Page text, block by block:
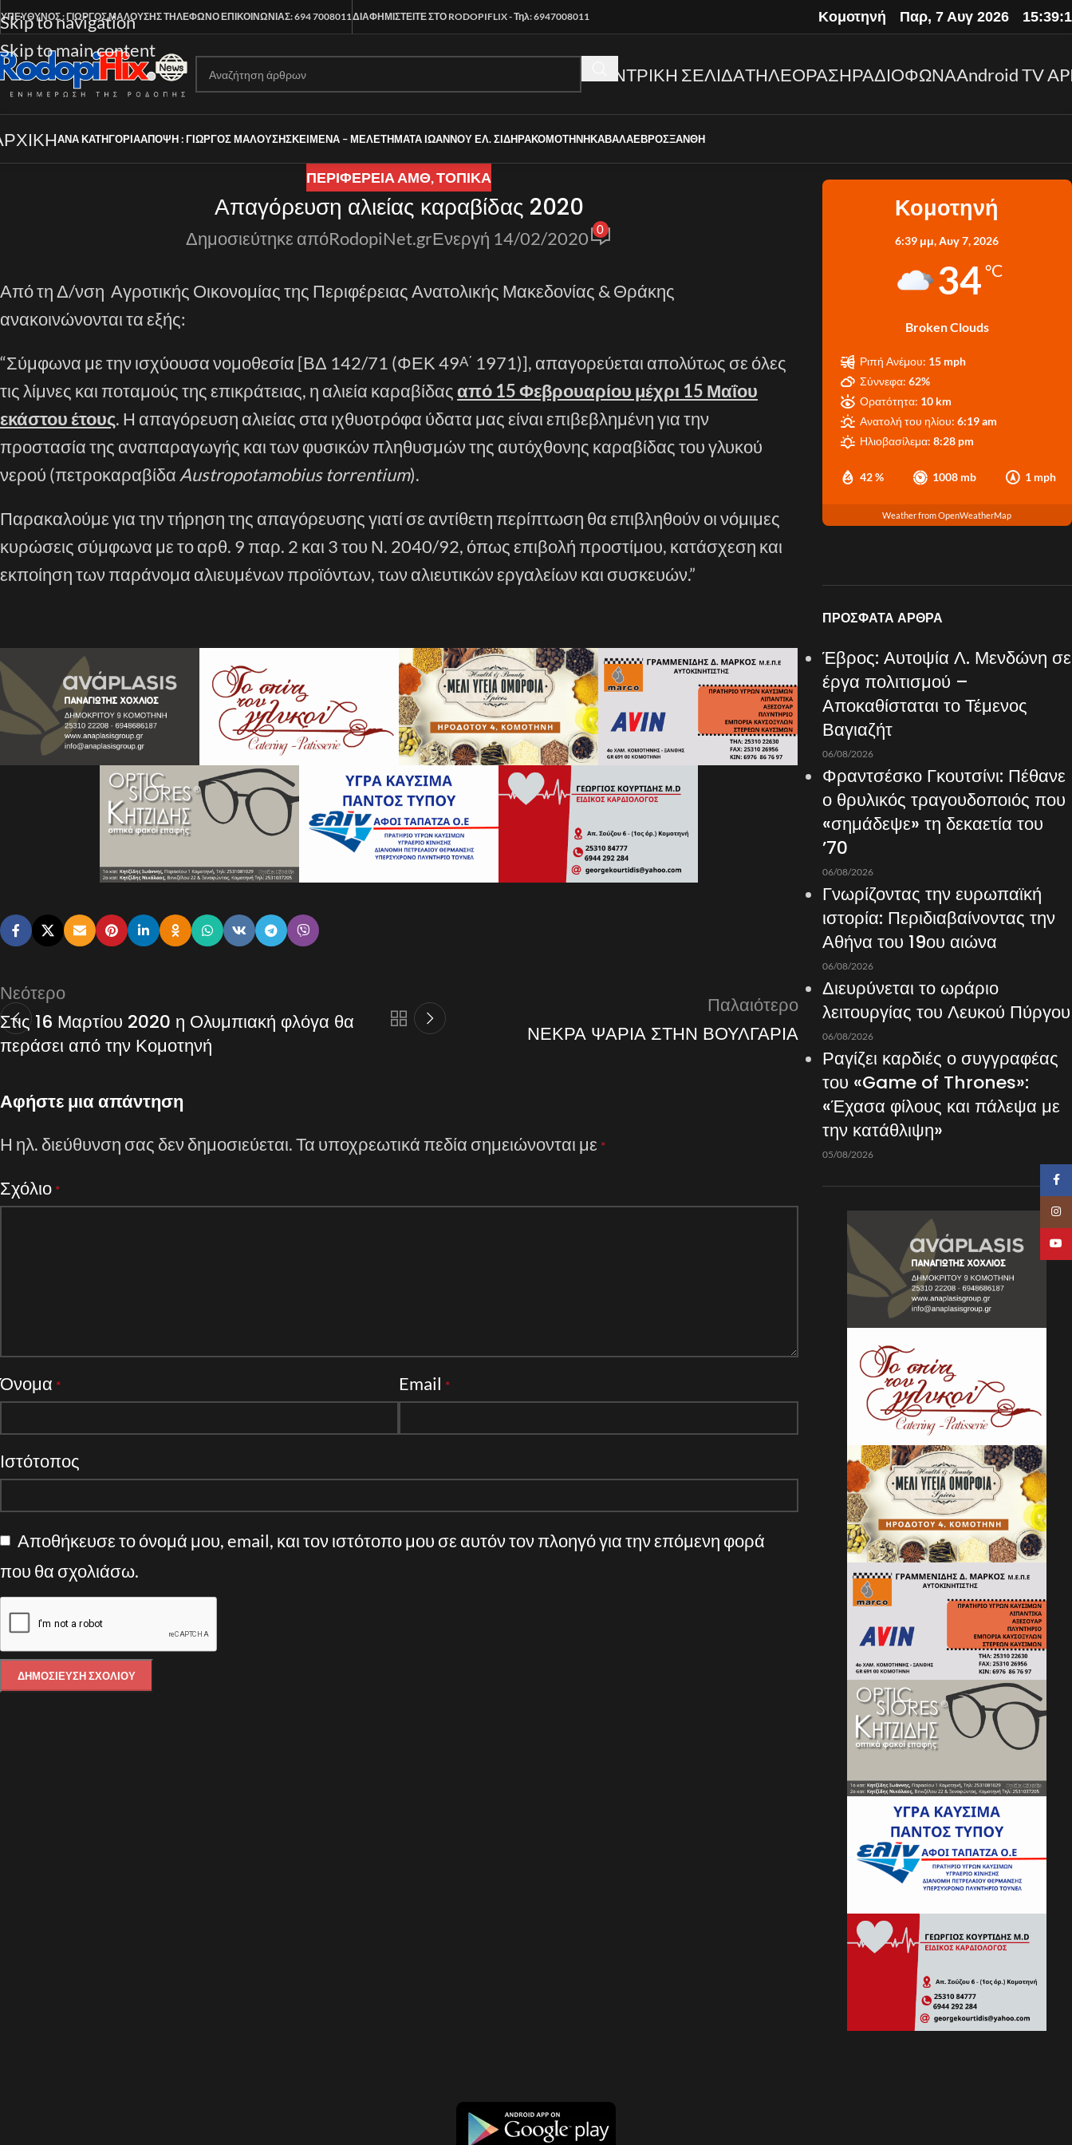
Skip to navigation
Skip to main content
ΥΠΕΥΘΥΝΟΣ : ΓΙΩΡΓΟΣ ΜΑΛΟΥΣΗΣΤΗΛΕΦΩΝΟ ΕΠΙΚΟΙΝΩΝΙΑΣ: 694 7008011ΔΙΑΦΗΜΙΣΤΕΙΤΕ ΣΤΟ RODOPIFLIX - Τηλ: 6947008011 Κομοτηνή Παρ, 7 Αυγ 2026
ΚΕΝΤΡΙΚΗ ΣΕΛΙΔΑΤΗΛΕΟΡΑΣΗΡΑΔΙΟΦΩΝΑAndroid TV
ΑΝΑ ΚΑΤΗΓΟΡΊΑΑΠΟΨΗ : ΓΙΩΡΓΟΣ ΜΑΛΟΥΣΗΣΚΕΙΜΕΝΑ – ΜΕΛΕΤΗΜΑΤΑ ΙΩΑΝΝΟΥ ΕΛ. ΣΙΔΗΡΑΚΟΜΟΤΗΝΗΚΑΒΑΛΑΕΒΡΟΣΞΑΝΘΗ
ΠΕΡΙΦΕΡΕΙΑ ΑΜΘ,ΤΟΠΙΚΑ
Απαγόρευση αλιείας καραβίδας 2020
Δημοσιεύτηκε απόRodopiNet.grΕνεργή 14/02/2020 0
Από τη Δ/νση Αγροτικής Οικονομίας της Περιφέρειας Ανατολικής Μακεδονίας & Θράκης
ανακοινώνονται τα εξής:
“Σύμφωνα με την ισχύουσα νομοθεσία [ΒΔ 142/71 (ΦΕΚ 49Α΄ 1971)], απαγορεύεται απολύτως σε όλες
τις λίμνες και ποταμούς της επικράτειας, η αλιεία καραβίδας από 15 Φεβρουαρίου μέχρι 15 Μαΐου
εκάστου έτους. Η απαγόρευση αλιείας στα ιχθυοτρόφα ύδατα μας είναι επιβεβλημένη για την
προστασία της αναπαραγωγής και των φυσικών πληθυσμών της αυτόχθονης καραβίδας του γλυκού
νερού (πετροκαραβίδα Austropotamobius torrentium).
Παρακαλούμε για την τήρηση της απαγόρευσης γιατί σε αντίθετη περίπτωση θα επιβληθούν οι νόμιμες
κυρώσεις σύμφωνα με το αρθ. 9 παρ. 2 και 3 του Ν. 2040/92, όπως επιβολή προστίμου, κατάσχεση και
εκποίηση των παράνομα αλιευμένων προϊόντων, των αλιευτικών εργαλείων και συσκευών.”
Νεότερο
Στις 16 Μαρτίου 2020 η Ολυμπιακή φλόγα θα
περάσει από την Κομοτηνή
Παλαιότερο
ΝΕΚΡΑ ΨΑΡΙΑ ΣΤΗΝ ΒΟΥΛΓΑΡΙΑ
Αφήστε μια απάντηση
Η ηλ. διεύθυνση σας δεν δημοσιεύεται.Τα υποχρεωτικά πεδία σημειώνονται με *
Σχόλιο *
Όνομα * Email *
Ιστότοπος
Αποθήκευσε το όνομά μου, email, και τον ιστότοπο μου σε αυτόν τον πλοηγό για την επόμενη φορά
που θα σχολιάσω.
Κομοτηνή
6:39 μμ,Αυγ 7, 2026
34 °C
Broken Clouds
42 % 1008 mb 1 mph
Ριπή Ανέμου: 15 mph
Σύννεφα: 62%
Ορατότητα: 10 km
Ανατολή του ηλίου: 6:19 am
Ηλιοβασίλεμα: 8:28 pm
Weather from OpenWeatherMap
ΠΡΌΣΦΑΤΑ ΆΡΘΡΑ
Έβρος: Αυτοψία Λ. Μενδώνη σε
έργα πολιτισμού –
Αποκαθίσταται το Τέμενος
Βαγιαζήτ
06/08/2026
Φραντσέσκο Γκουτσίνι: Πέθανε
ο θρυλικός τραγουδοποιός που
«σημάδεψε» τη δεκαετία του
’70
06/08/2026
Γνωρίζοντας την ευρωπαϊκή
ιστορία: Περιδιαβαίνοντας την
Αθήνα του 19ου αιώνα
06/08/2026
Διευρύνεται το ωράριο
λειτουργίας του Λευκού Πύργου
06/08/2026
Ραγίζει καρδιές ο συγγραφέας
του «Game of Thrones»:
«Έχασα φίλους και πάλεψα με
την κατάθλιψη»
05/08/2026